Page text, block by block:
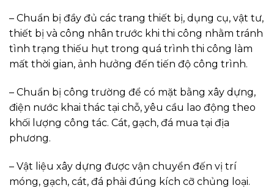
– Chuẩn bị đầy đủ các trang thiết bị, dụng cụ, vật tư,
thiết bị và công nhân trước khi thi công nhằm tránh
tình trạng thiếu hụt trong quá trình thi công làm
mất thời gian, ảnh hưởng đến tiến độ công trình.
– Chuẩn bị công trường để có mặt bằng xây dựng,
điện nước khai thác tại chỗ, yêu cầu lao động theo
khối lượng công tác. Cát, gạch, đá mua tại địa
phương.
– Vật liệu xây dựng được vận chuyển đến vị trí
móng, gạch, cát, đá phải đúng kích cỡ chủng loại.